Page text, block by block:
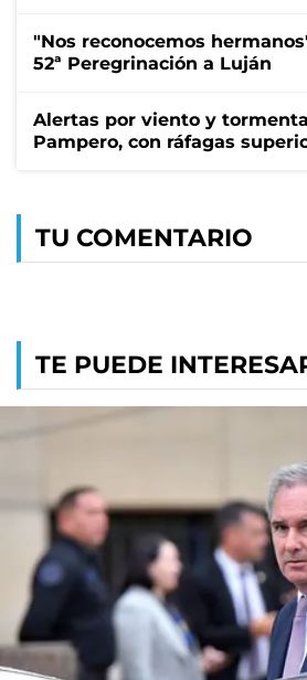
"Nos reconocemos
52ª Peregrinación a Luján
Alertas por viento y
Pampero, con ráfagas
TU COMENTARIO
TE PUEDE